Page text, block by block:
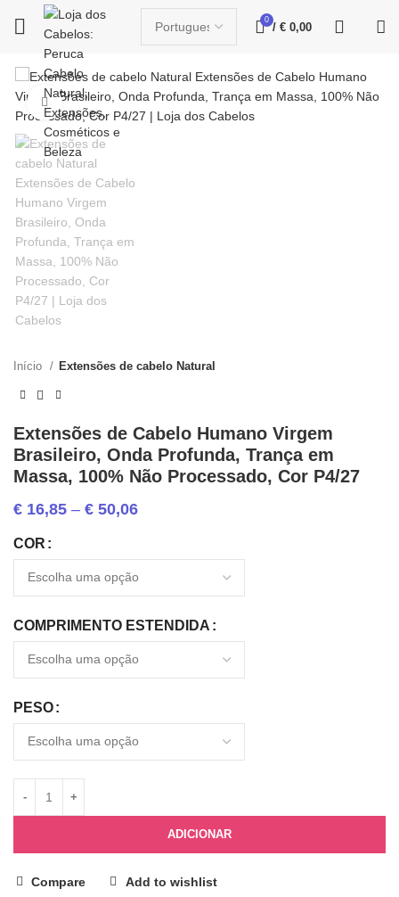
0
/ € 0,00
Click to enlarge
Início Extensões de cabelo Natural
Extensões de Cabelo Humano Virgem
Brasileiro, Onda Profunda, Trança em
Massa, 100% Não Processado, Cor P4/27
€ 16,85 – € 50,06
COR
COMPRIMENTO ESTENDIDA
PESO
ADICIONAR
Compare Add to wishlist